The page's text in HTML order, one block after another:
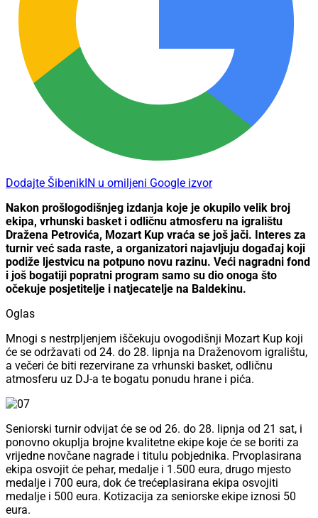
Dodajte ŠibenikIN u omiljeni Google izvor
Nakon prošlogodišnjeg izdanja koje je okupilo velik broj
ekipa, vrhunski basket i odličnu atmosferu na igralištu
Dražena Petrovića, Mozart Kup vraća se još jači. Interes za
turnir već sada raste, a organizatori najavljuju događaj koji
podiže ljestvicu na potpuno novu razinu. Veći nagradni fond
i još bogatiji popratni program samo su dio onoga što
očekuje posjetitelje i natjecatelje na Baldekinu.
Oglas
Mnogi s nestrpljenjem iščekuju ovogodišnji Mozart Kup koji
će se održavati od 24. do 28. lipnja na Draženovom igralištu,
a večeri će biti rezervirane za vrhunski basket, odličnu
atmosferu uz DJ-a te bogatu ponudu hrane i pića.
Seniorski turnir odvijat će se od 26. do 28. lipnja od 21 sat, i
ponovno okuplja brojne kvalitetne ekipe koje će se boriti za
vrijedne novčane nagrade i titulu pobjednika. Prvoplasirana
ekipa osvojit će pehar, medalje i 1.500 eura, drugo mjesto
medalje i 700 eura, dok će trećeplasirana ekipa osvojiti
medalje i 500 eura. Kotizacija za seniorske ekipe iznosi 50
eura.